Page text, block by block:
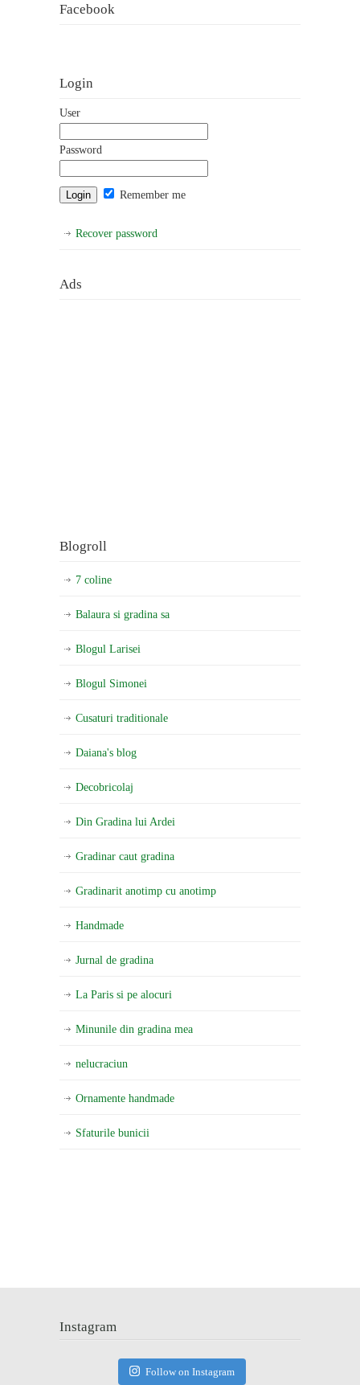
Facebook
Login
User
Password
Remember me
Recover password
Ads
Blogroll
7 coline
Balaura si gradina sa
Blogul Larisei
Blogul Simonei
Cusaturi traditionale
Daiana's blog
Decobricolaj
Din Gradina lui Ardei
Gradinar caut gradina
Gradinarit anotimp cu anotimp
Handmade
Jurnal de gradina
La Paris si pe alocuri
Minunile din gradina mea
nelucraciun
Ornamente handmade
Sfaturile bunicii
Instagram
Follow on Instagram